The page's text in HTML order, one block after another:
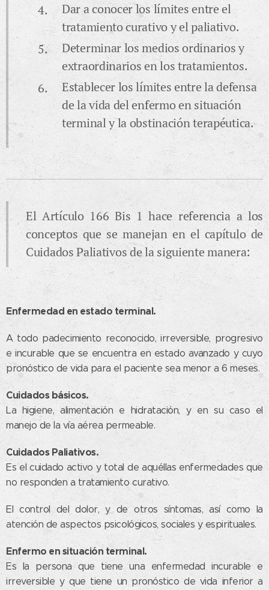
Dar a conocer los límites entre el
tratamiento curativo y el paliativo.
Determinar los medios ordinarios y
extraordinarios en los tratamientos.
Establecer los límites entre la defensa
de la vida del enfermo en situación
terminal y la obstinación terapéutica.
El Artículo 166 Bis 1 hace referencia a los
conceptos que se manejan en el capítulo de
Cuidados Paliativos de la siguiente manera:
Enfermedad en estado terminal.
A todo padecimiento reconocido, irreversible, progresivo
e incurable que se encuentra en estado avanzado y cuyo
pronóstico de vida para el paciente sea menor a 6 meses.
Cuidados básicos.
La higiene, alimentación e hidratación, y en su caso el
manejo de la vía aérea permeable.
Cuidados Paliativos.
Es el cuidado activo y total de aquéllas enfermedades que
no responden a tratamiento curativo.
El control del dolor, y de otros síntomas, así como la
atención de aspectos psicológicos, sociales y espirituales.
Enfermo en situación terminal.
Es la persona que tiene una enfermedad incurable e
irreversible y que tiene un pronóstico de vida inferior a